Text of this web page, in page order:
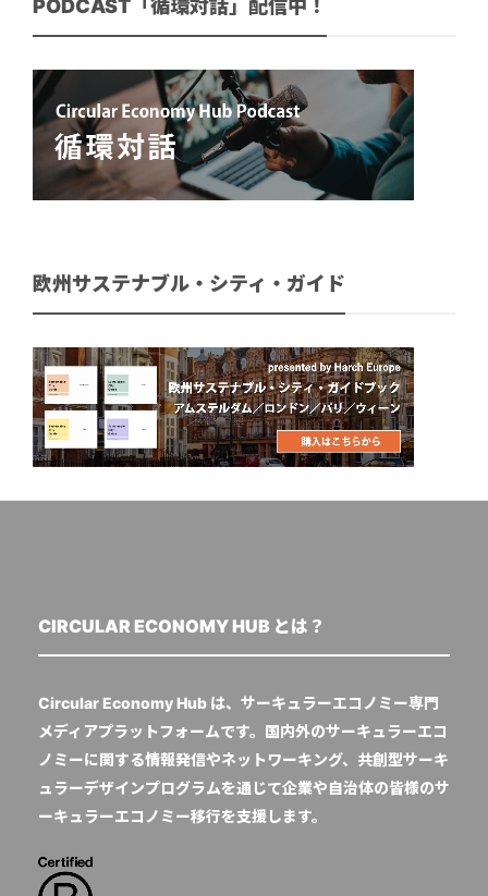
PODCAST「循環対話」配信中！
欧州サステナブル・シティ・ガイド
CIRCULAR ECONOMY HUB とは？
Circular Economy Hub は、サーキュラーエコノミー専門
メディアプラットフォームです。国内外のサーキュラーエコ
ノミーに関する情報発信やネットワーキング、共創型サーキ
ュラーデザインプログラムを通じて企業や自治体の皆様のサ
ーキュラーエコノミー移行を支援します。